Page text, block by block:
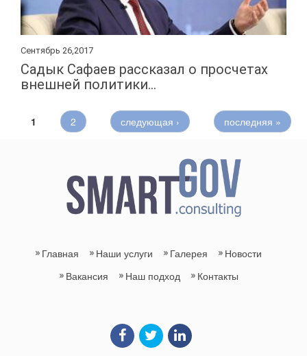
Сентябрь 26,2017
Садык Сафаев рассказал о просчетах
внешней политики...
Pages
1 2 следующая › последняя »
Главная Наши услуги Галерея
Новости
Вакансия
Наш подход Контакты